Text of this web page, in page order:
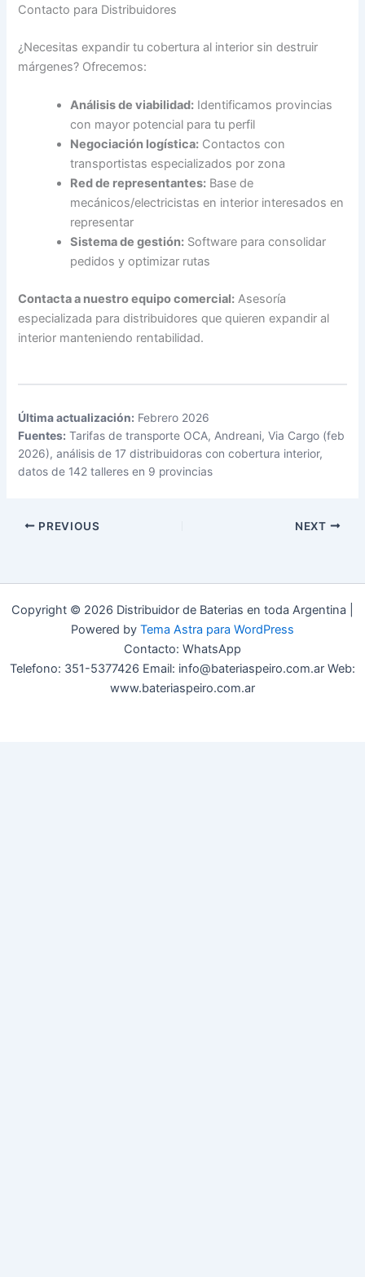
Contacto para Distribuidores
¿Necesitas expandir tu cobertura al interior sin destruir
márgenes? Ofrecemos:
Análisis de viabilidad: Identificamos provincias
con mayor potencial para tu perfil
Negociación logística: Contactos con
transportistas especializados por zona
Red de representantes: Base de
mecánicos/electricistas en interior interesados en
representar
Sistema de gestión: Software para consolidar
pedidos y optimizar rutas
Contacta a nuestro equipo comercial: Asesoría
especializada para distribuidores que quieren expandir al
interior manteniendo rentabilidad.
Última actualización: Febrero 2026
Fuentes: Tarifas de transporte OCA, Andreani, Via Cargo (feb
2026), análisis de 17 distribuidoras con cobertura interior,
datos de 142 talleres en 9 provincias
PREVIOUS NEXT
Copyright © 2026 Distribuidor de Baterias en toda Argentina |
Powered by Tema Astra para WordPress
Contacto: WhatsApp
Telefono: 351-5377426 Email: info@bateriaspeiro.com.ar Web:
www.bateriaspeiro.com.ar